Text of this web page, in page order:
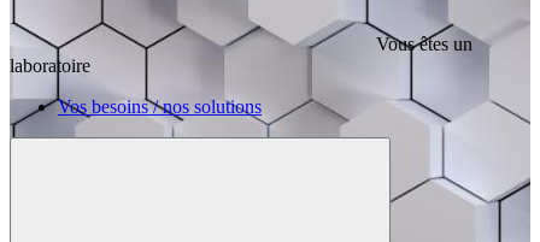
Vous êtes un
laboratoire
Vos besoins / nos solutions